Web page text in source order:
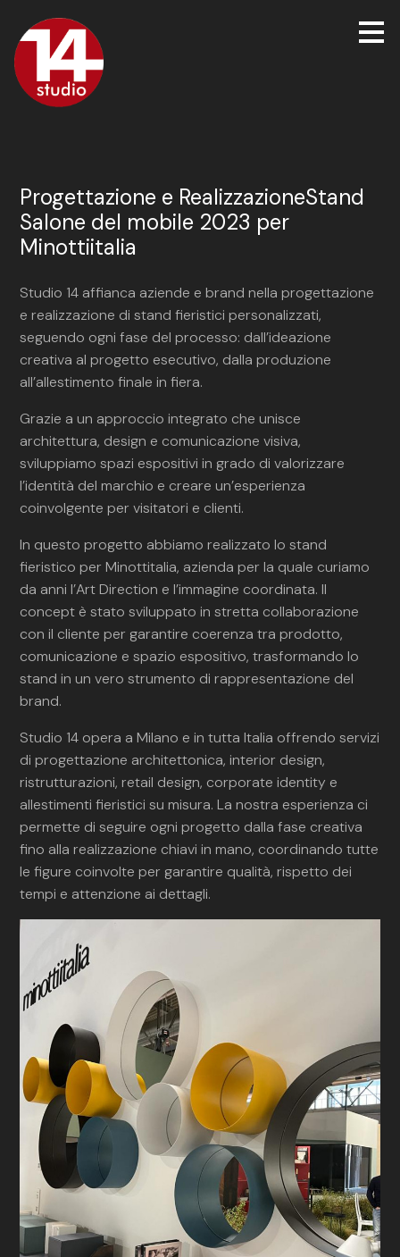
Passa
ai
contenuti
principali
Progettazione e RealizzazioneStand
Salone del mobile 2023 per
Minottiitalia
Studio 14 affianca aziende e brand nella progettazione
e realizzazione di stand fieristici personalizzati,
seguendo ogni fase del processo: dall’ideazione
creativa al progetto esecutivo, dalla produzione
all’allestimento finale in fiera.
Grazie a un approccio integrato che unisce
architettura, design e comunicazione visiva,
sviluppiamo spazi espositivi in grado di valorizzare
l’identità del marchio e creare un’esperienza
coinvolgente per visitatori e clienti.
In questo progetto abbiamo realizzato lo stand
fieristico per Minottitalia, azienda per la quale curiamo
da anni l’Art Direction e l’immagine coordinata. Il
concept è stato sviluppato in stretta collaborazione
con il cliente per garantire coerenza tra prodotto,
comunicazione e spazio espositivo, trasformando lo
stand in un vero strumento di rappresentazione del
brand.
Studio 14 opera a Milano e in tutta Italia offrendo servizi
di progettazione architettonica, interior design,
ristrutturazioni, retail design, corporate identity e
allestimenti fieristici su misura. La nostra esperienza ci
permette di seguire ogni progetto dalla fase creativa
fino alla realizzazione chiavi in mano, coordinando tutte
le figure coinvolte per garantire qualità, rispetto dei
tempi e attenzione ai dettagli.